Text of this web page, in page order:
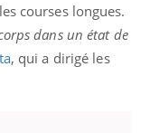
courses longues.
dans un état de
, qui a dirigé les